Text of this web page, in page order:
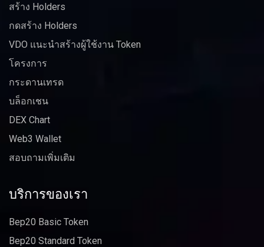
สร้าง Holders
กดสร้าง Holders
VDO แนะนำสร้างผู้ใช้งาน Token
โครงการ
กระดานเทรด
บล็อกเชน
DEX Chart
Web3 Wallet
สอบถามเพิ่มเติม
บริการของเรา
Bep20 Basic Token
Bep20 Standard Token